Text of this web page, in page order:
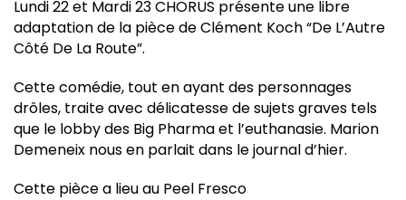
Lundi 22 et Mardi 23 CHORUS présente une libre
adaptation de la pièce de Clément Koch “De L’Autre
Côté De La Route”.
Cette comédie, tout en ayant des personnages
drôles, traite avec délicatesse de sujets graves tels
que le lobby des Big Pharma et l’euthanasie. Marion
Demeneix nous en parlait dans le journal d’hier.
Cette pièce a lieu au Peel Fresco